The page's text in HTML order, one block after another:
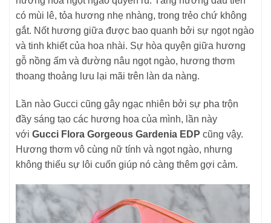
có mùi lê, tỏa hương nhẹ nhàng, trong trẻo chứ không
gắt. Nốt hương giữa được bao quanh bởi sự ngọt ngào
và tinh khiết của hoa nhài. Sự hòa quyện giữa hương
gỗ nồng ấm và đường nâu ngọt ngào, hương thơm
thoang thoảng lưu lại mãi trên làn da nàng.
Lần nào Gucci cũng gây ngạc nhiên bởi sự pha trộn
đầy sáng tạo các hương hoa của mình, lần này
với Gucci Flora Gorgeous Gardenia EDP cũng vậy.
Hương thơm vô cùng nữ tính và ngọt ngào, nhưng
không thiếu sự lôi cuốn giúp nó càng thêm gợi cảm.